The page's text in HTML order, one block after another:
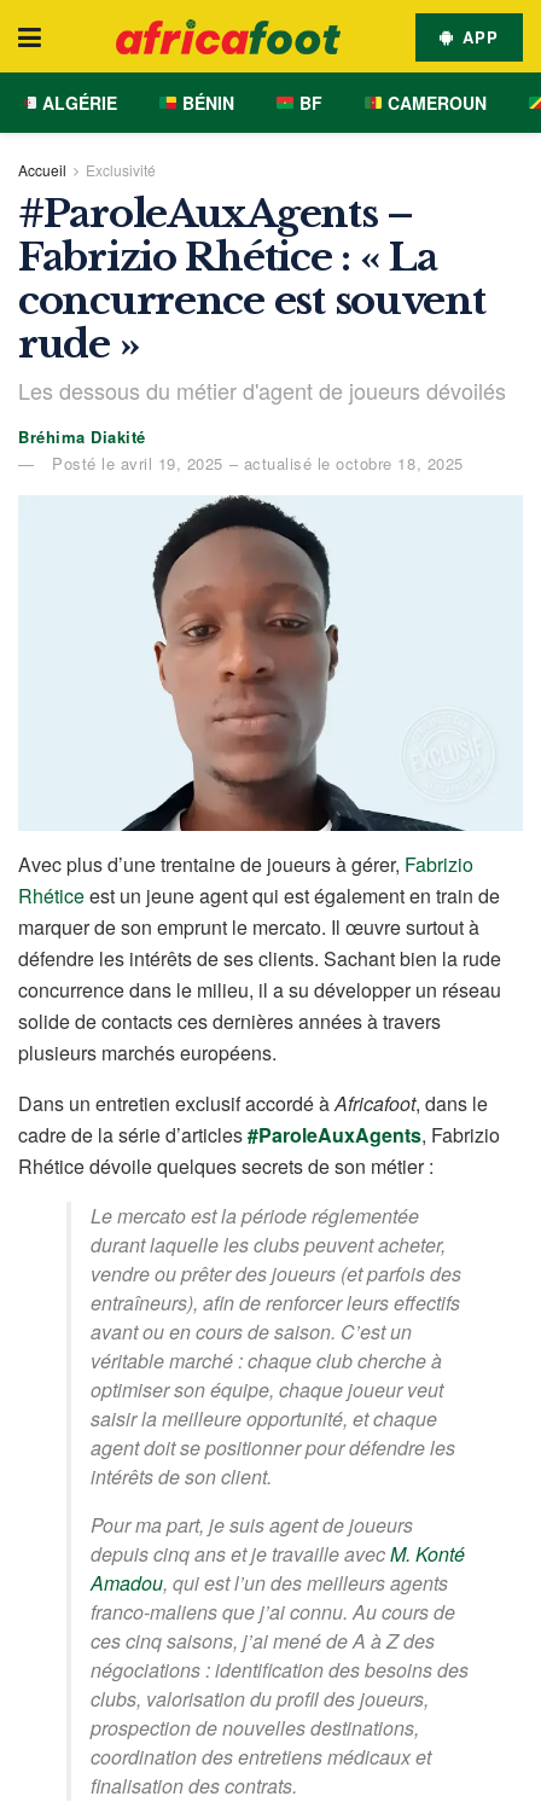
APP
ALGÉRIE BÉNIN BF CAMEROUN
Accueil Exclusivité
#ParoleAuxAgents –
Fabrizio Rhétice : « La
concurrence est souvent
rude »
Les dessous du métier d'agent de joueurs dévoilés
Bréhima Diakité
Posté le avril 19, 2025 – actualisé le octobre 18, 2025
Avec plus d’une trentaine de joueurs à gérer, Fabrizio
Rhéticeest un jeune agent qui est également en train de
marquer de son emprunt le mercato. Il œuvre surtout à
défendre les intérêts de ses clients. Sachant bien la rude
concurrence dans le milieu, il a su développer un réseau
solide de contacts ces dernières années à travers
plusieurs marchés européens.
Dans un entretien exclusif accordé àAfricafoot, dans le
cadre de la série d’articles#ParoleAuxAgents, Fabrizio
Rhétice dévoile quelques secrets de son métier :
Le mercato est la période réglementée
durant laquelle les clubs peuvent acheter,
vendre ou prêter des joueurs (et parfois des
entraîneurs), afin de renforcer leurs effectifs
avant ou en cours de saison. C’est un
véritable marché : chaque club cherche à
optimiser son équipe, chaque joueur veut
saisir la meilleure opportunité, et chaque
agent doit se positionner pour défendre les
intérêts de son client.
Pour ma part, je suis agent de joueurs
depuis cinq ans et je travaille avecM. Konté
Amadou, qui est l’un des meilleurs agents
franco-maliens que j’ai connu. Au cours de
ces cinq saisons, j’ai mené de A à Z des
négociations : identification des besoins des
clubs, valorisation du profil des joueurs,
prospection de nouvelles destinations,
coordination des entretiens médicaux et
finalisation des contrats.